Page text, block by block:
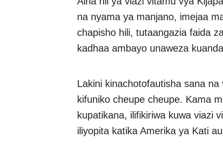
na nyama ya manjano, imejaa
chapisho hili, tutaangazia faida
kadhaa ambayo unaweza
Lakini kinachotofautisha sana
kifuniko cheupe cheupe. Kama
kupatikana, ilifikiriwa kuwa viazi
iliyopita katika Amerika ya Kati